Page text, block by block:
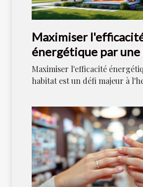
Maximiser
énergétique par
optimale ?
Maximiser l'efficacité
habitat est un défi majeur à